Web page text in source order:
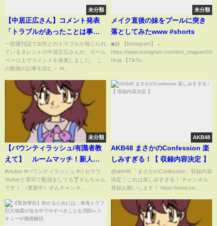
未分類
【中居正広さん】コメント発表
「トラブルがあったことは事実
です」 沈黙の理由…今後の芸能
活動は
一部週刊誌で女性とのトラブルが報じられ
ているタレントの中居正広さんが、ホーム
ページ上でコメントを発表しました。 こ
の動画の記事を読む＞ ht...
未分類
メイク直後の妹をプールに突き
落としてみたwww #shorts
◾︎妹 【Instagram】→
https://www.instagram.com/imo_stagram10/?
hl=ja 【TikTo...
未分類
【バウンティラッシュ/有識者教
えて】 ルームマッチ！新人船
長の海賊生活【ずんちゃん/ONE
PIECE バウンティラッシュ】
#vtuber #バウンティラッシュ #リセマラ
Vtuberと実写で配信をしてる🍸ずんちゃん
です！ （更新中）ずんチャンネ...
AKB48
AKB48 まさかのConfession 楽
しみすぎる！【 収録内容決定 】
@akb48 「まさかのConfession」収録内容
決定！これは楽しみすぎる！ チャンネル
登録お願いします！ https://www.yo...